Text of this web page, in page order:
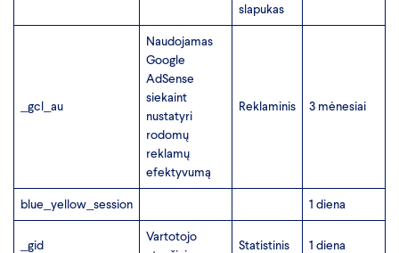
slapukas
_gcl_au
Naudojamas
Google
AdSense
siekaint
nustatyri
rodomų
reklamų
efektyvumą
Reklaminis 3 mėnesiai
blue_yellow_session 1 diena
_gid
Vartotojo
Statistinis 1 diena